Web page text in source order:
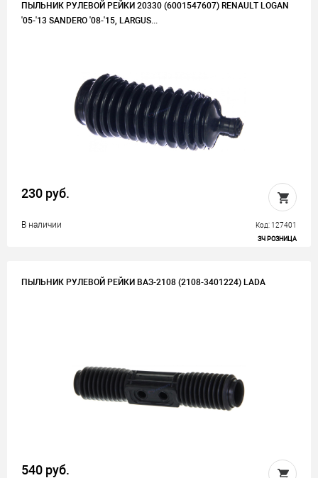
ПЫЛЬНИК РУЛЕВОЙ РЕЙКИ 20330 (6001547607) RENAULT LOGAN
'05-'13 SANDERO '08-'15, LARGUS...
230 руб.
В наличии Код: 127401
ЗЧ РОЗНИЦА
ПЫЛЬНИК РУЛЕВОЙ РЕЙКИ ВАЗ-2108 (2108-3401224) LADA
540 руб.